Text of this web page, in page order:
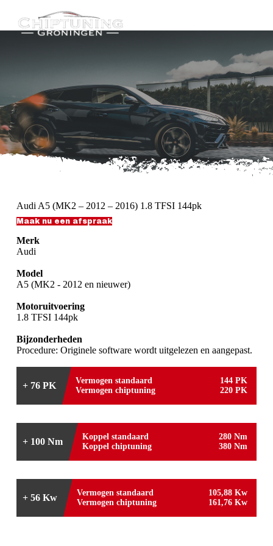
n
i
n
h
u
d
Audi A5 (MK2 – 2012 – 2016) 1.8 TFSI 144pk
Maak nu een afspraak
Merk
Audi
Model
A5 (MK2 - 2012 en nieuwer)
Motoruitvoering
1.8 TFSI 144pk
Bijzonderheden
Procedure: Originele software wordt uitgelezen en aangepast.
+ 76 PK Vermogen standaard
144 PK
Vermogen chiptuning
220 PK
+ 100 Nm Koppel standaard
280 Nm
Koppel chiptuning
380 Nm
+ 56 Kw Vermogen standaard
105,88 Kw
Vermogen chiptuning
161,76 Kw